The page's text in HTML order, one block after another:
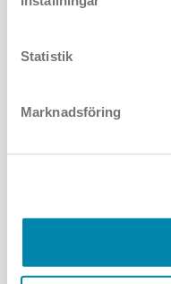
Statistik
Marknadsföring
Där fondväggens kulör